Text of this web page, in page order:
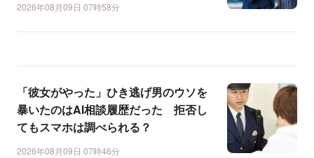
2026年08月09日 07時58分
「彼女がやった」ひき逃げ男のウソを
暴いたのはAI相談履歴だった 拒否し
てもスマホは調べられる？
2026年08月09日 07時46分